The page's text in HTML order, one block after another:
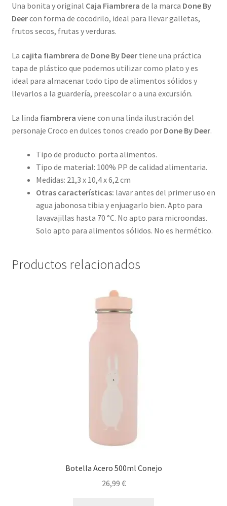
Una bonita y original Caja Fiambrera de la marca Done By
Deercon forma de cocodrilo, ideal para llevar galletas,
frutos secos, frutas y verduras.
La cajita fiambrera de Done By Deertiene una práctica
tapa de plástico que podemos utilizar como plato y es
ideal para almacenar todo tipo de alimentos sólidos y
llevarlos a la guardería, preescolar o a una excursión.
La linda fiambrera viene con una linda ilustración del
personaje Croco en dulces tonos creado por Done By Deer.
Tipo de producto: porta alimentos.
Tipo de material: 100% PP de calidad alimentaria.
Medidas: 21,3 x 10,4 x 6,2 cm
Otras características: lavar antes del primer uso en
agua jabonosa tibia y enjuagarlo bien. Apto para
lavavajillas hasta 70 °C. No apto para microondas.
Solo apto para alimentos sólidos. No es hermético.
Productos relacionados
Botella Acero 500ml Conejo
26,99 €